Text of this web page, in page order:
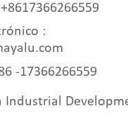
+8617366266559
:
-17366266559
Industrial